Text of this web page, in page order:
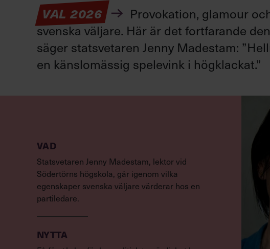
VAL 2026
Provokation, glamour
svenska väljare. Här är det fortfarande
säger statsvetaren Jenny Madestam:
en känslomässig spelevink i högklackat.”
VAD
Statsvetaren Jenny Madestam, lektor vid
Södertörns högskola, går igenom vilka
egenskaper svenska väljare värderar hos en
partiledare.
NYTTA